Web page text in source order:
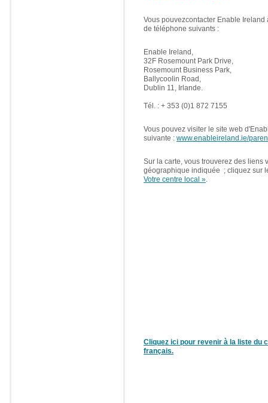
Vous pouvezcontacter Enable Ireland
de téléphone suivants :
Enable Ireland,
32F Rosemount Park Drive,
Rosemount Business Park,
Ballycoolin Road,
Dublin 11, Irlande.
Tél. : + 353 (0)1 872 7155
Vous pouvez visiter le site web
suivante : www.enableireland.ie/
Sur la carte, vous trouverez des liens
géographique indiquée ; cliquez sur
Votre centre local ».
Cliquez ici pour revenir à la liste du
français.